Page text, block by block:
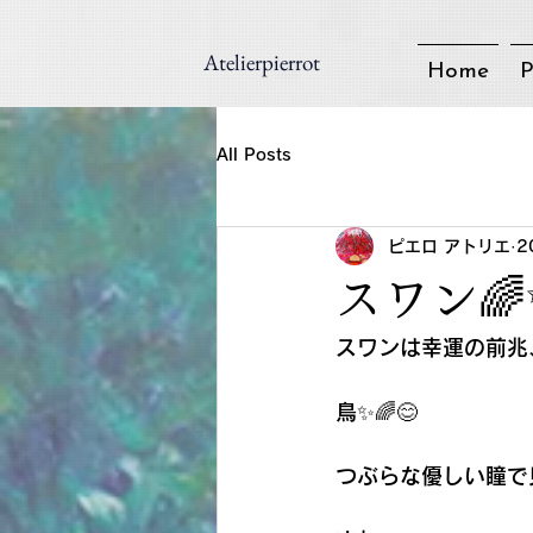
Atelierpierrot Home
All Posts
スワン
ピエロ アトリエ
スワンは幸運の前
鳥✨🌈😊
つぶらな優しい瞳